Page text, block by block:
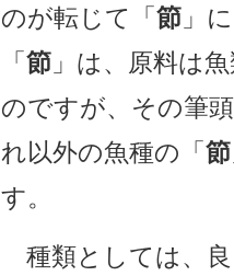
のが転じて「節 」
「節 」は、原料は
のですが、その筆
れ以外の魚種の「節
す。
種類としては、